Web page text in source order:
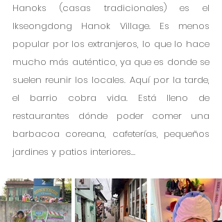
Hanoks (casas tradicionales) es el
Ikseongdong Hanok Village. Es menos
popular por los extranjeros, lo que lo hace
mucho más auténtico, ya que es donde se
suelen reunir los locales. Aquí por la tarde,
el barrio cobra vida. Está lleno de
restaurantes dónde poder comer una
barbacoa coreana, cafeterías, pequeños
jardines y patios interiores…